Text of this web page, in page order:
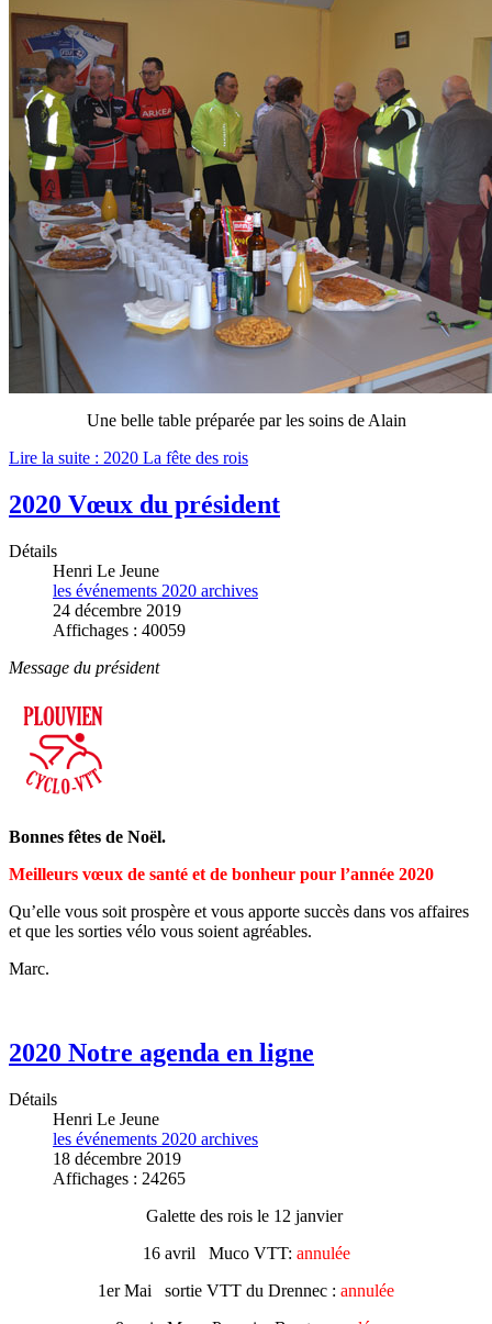
Une belle table préparée par les soins de Alain
Lire la suite : 2020 La fête des rois
2020 Vœux du président
Détails
Henri Le Jeune
les événements 2020 archives
24 décembre 2019
Affichages : 40059
Message du président
Bonnes fêtes de Noël.
Meilleurs vœux de santé et de bonheur pour l’année 2020
Qu’elle vous soit prospère et vous apporte succès dans vos affaires
et que les sorties vélo vous soient agréables.
Marc.
2020 Notre agenda en ligne
Détails
Henri Le Jeune
les événements 2020 archives
18 décembre 2019
Affichages : 24265
Galette des rois le 12 janvier
16 avril Muco VTT: annulée
1er Mai sortie VTT du Drennec : annulée